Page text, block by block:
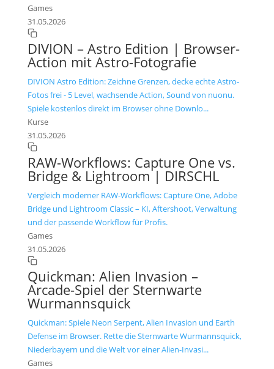
Games
31.05.2026
DIVION – Astro Edition | Browser-
Action mit Astro-Fotografie
DIVION Astro Edition: Zeichne Grenzen, decke echte Astro-
Fotos frei - 5 Level, wachsende Action, Sound von nuonu.
Spiele kostenlos direkt im Browser ohne Downlo...
Kurse
31.05.2026
RAW-Workflows: Capture One vs.
Bridge & Lightroom | DIRSCHL
Vergleich moderner RAW-Workflows: Capture One, Adobe
Bridge und Lightroom Classic – KI, Aftershoot, Verwaltung
und der passende Workflow für Profis.
Games
31.05.2026
Quickman: Alien Invasion –
Arcade-Spiel der Sternwarte
Wurmannsquick
Quickman: Spiele Neon Serpent, Alien Invasion und Earth
Defense im Browser. Rette die Sternwarte Wurmannsquick,
Niederbayern und die Welt vor einer Alien-Invasi...
Games